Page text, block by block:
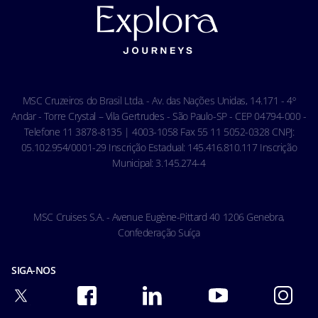
Ocean Cay MSC Marine Reserve
Termos e Condições Gerais - Online
Condições Gerais do Seguro Viagem
Carta de Direitos dos Passageiros
Condições gerais de transporte
MSC Cruzeiros do Brasil Ltda. - Av. das Nações Unidas, 14.171 - 4º
Andar - Torre Crystal – Vila Gertrudes - São Paulo-SP - CEP 04794-000 -
Telefone 11 3878-8135 | 4003-1058 Fax 55 11 5052-0328 CNPJ:
05.102.954/0001-29 Inscrição Estadual: 145.416.810.117 Inscrição
Municipal: 3.145.274-4
MSC Cruises S.A. - Avenue Eugène-Pittard 40 1206 Genebra,
Confederação Suíça
SIGA-NOS